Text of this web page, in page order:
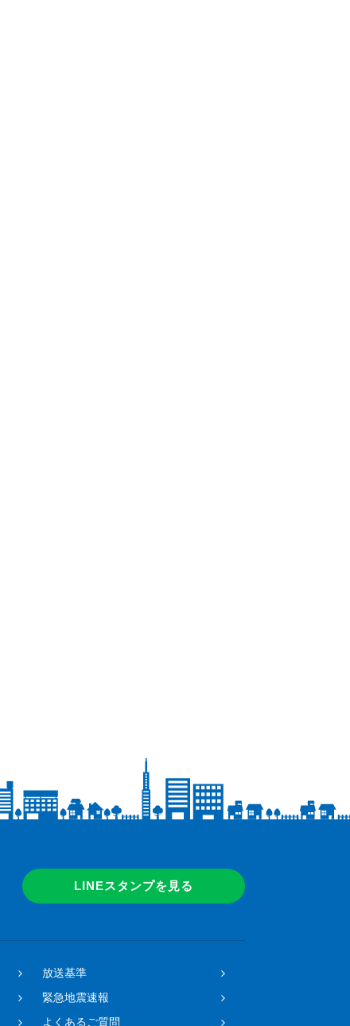
LINEスタンプを見る
放送基準
緊急地震速報
よくあるご質問